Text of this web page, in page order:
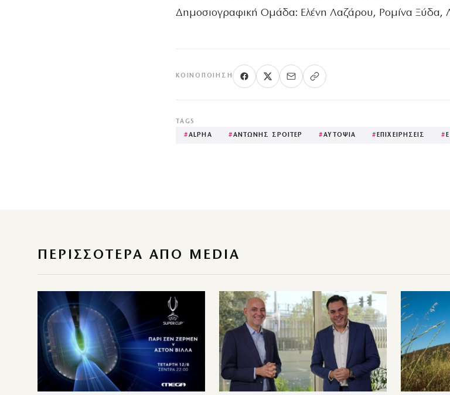
Δημοσιογραφική Ομάδα: Ελένη Λαζάρου, Ρομίνα Ξύδα,
ΚΟΙΝΟΠΟΊΗΣΗ
TAGS
#ALPHA #ΑΝΤΩΝΗΣ ΣΡΟΙΤΕΡ #ΑΥΤΟΨΙΑ # ΕΠΙΧΕΙΡΗΣΕΙΣ #
ΠΕΡΙΣΣΌΤΕΡΑ ΑΠΌ MEDIA